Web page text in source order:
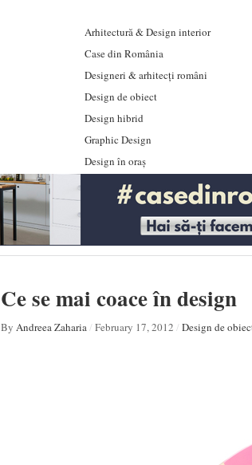
Arhitectură & Design interior
Case din România
Designeri & arhitecți români
Design de obiect
Design hibrid
Graphic Design
Design în oraș
Ce se mai coace în design
By Andreea Zaharia/ February 17, 2012 / Design de